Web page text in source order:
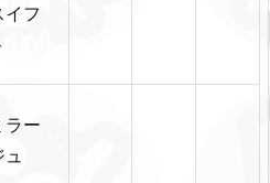
イフ
ラー
ュ